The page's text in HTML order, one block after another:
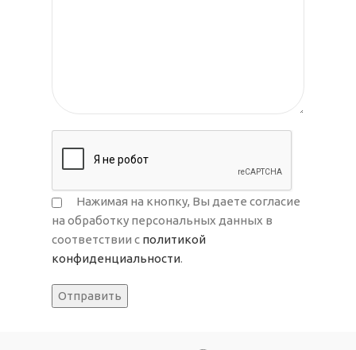
Нажимая на кнопку, Вы даете согласие
на обработку персональных данных в
соответствии с политикой
конфиденциальности.